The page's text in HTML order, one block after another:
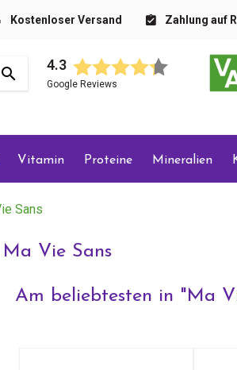
Kostenloser Versand Zahlung auf
4.3
Google Reviews
Vitamin Proteine Mineralien
Sans
Ma Vie Sans
Am beliebtesten in "Ma